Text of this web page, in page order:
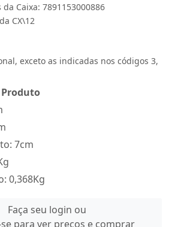
Caixa: 7891153000886
CX\12
exceto as indicadas nos códigos 3,
Produto
7cm
0,368Kg
Faça seu login ou
para ver preços e comprar